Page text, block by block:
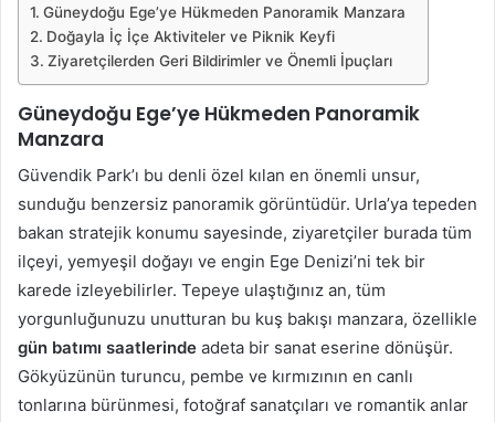
Güneydoğu Ege’ye Hükmeden Panoramik Manzara
Doğayla İç İçe Aktiviteler ve Piknik Keyfi
Ziyaretçilerden Geri Bildirimler ve Önemli İpuçları
Güneydoğu Ege’ye Hükmeden Panoramik
Manzara
Güvendik Park’ı bu denli özel kılan en önemli unsur,
sunduğu benzersiz panoramik görüntüdür. Urla’ya tepeden
bakan stratejik konumu sayesinde, ziyaretçiler burada tüm
ilçeyi, yemyeşil doğayı ve engin Ege Denizi’ni tek bir
karede izleyebilirler. Tepeye ulaştığınız an, tüm
yorgunluğunuzu unutturan bu kuş bakışı manzara, özellikle
gün batımı saatlerinde adeta bir sanat eserine dönüşür.
Gökyüzünün turuncu, pembe ve kırmızının en canlı
tonlarına bürünmesi, fotoğraf sanatçıları ve romantik anlar